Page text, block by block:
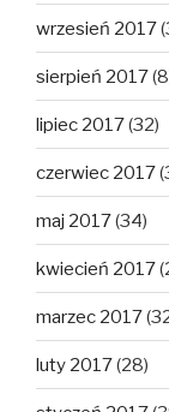
wrzesień 2017
sierpień 2017
lipiec 2017(32)
czerwiec 2017
maj 2017(34)
kwiecień 2017
marzec 2017
luty 2017(28)